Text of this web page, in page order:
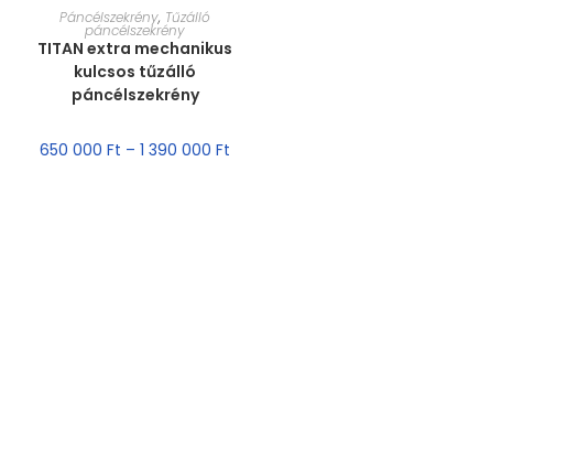
MÉRET VÁLASZTÁSA
Páncélszekrény, Tűzálló
páncélszekrény
TITAN extra mechanikus
kulcsos tűzálló
páncélszekrény
650 000Ft –1 390 000Ft